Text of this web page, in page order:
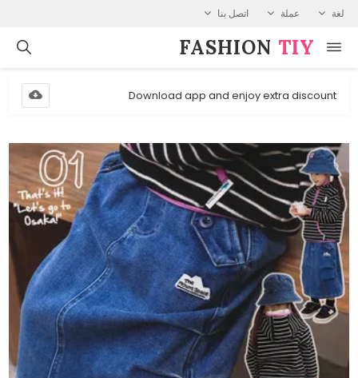
لغة عملة اتصل بنا
FASHION⁠ TIY
Download app and enjoy extra discount